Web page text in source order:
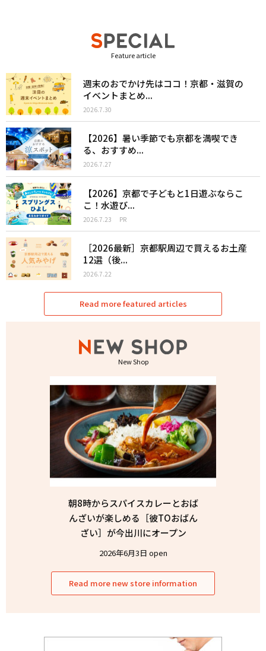
Feature article
週末のおでかけ先はココ！京都・滋賀の
イベントまとめ...
2026.7.30
【2026】暑い季節でも京都を満喫でき
る、おすすめ...
2026.7.27
【2026】京都で子どもと1日遊ぶならこ
こ！水遊び...
2026.7.23 PR
［2026最新］京都駅周辺で買えるお土産
12選（後...
2026.7.22
Read more featured articles
New Shop
朝8時からスパイスカレーとおば
んざいが楽しめる［彼TOおばん
ざい］が今出川にオープン
2026年6月3日 open
Read more new store information